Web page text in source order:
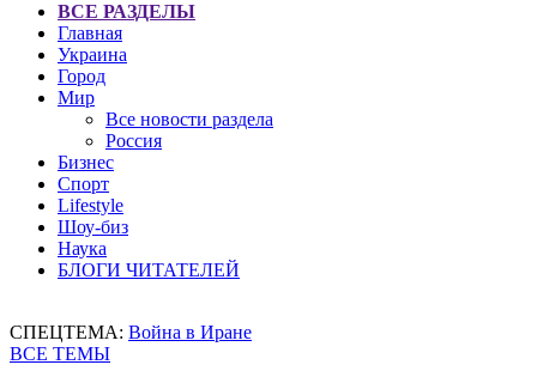
ВСЕ РАЗДЕЛЫ
Главная
Украина
Город
Мир
Все новости раздела
Россия
Бизнес
Спорт
Lifestyle
Шоу-биз
Наука
БЛОГИ ЧИТАТЕЛЕЙ
СПЕЦТЕМА: Война в Иране
ВСЕ ТЕМЫ